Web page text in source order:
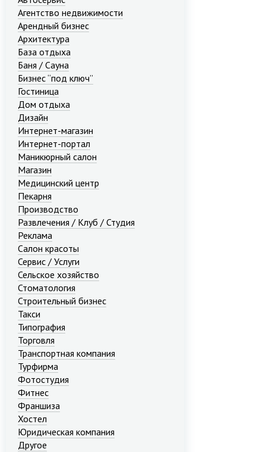
Агентство недвижимости
Арендный бизнес
Архитектура
База отдыха
Баня / Сауна
Бизнес “под ключ”
Гостиница
Дом отдыха
Дизайн
Интернет-магазин
Интернет-портал
Маникюрный салон
Магазин
Медицинский центр
Пекарня
Производство
Развлечения / Клуб / Студия
Реклама
Салон красоты
Сервис / Услуги
Сельское хозяйство
Стоматология
Строительный бизнес
Такси
Типография
Торговля
Транспортная компания
Турфирма
Фотостудия
Фитнес
Франшиза
Хостел
Юридическая компания
Другое